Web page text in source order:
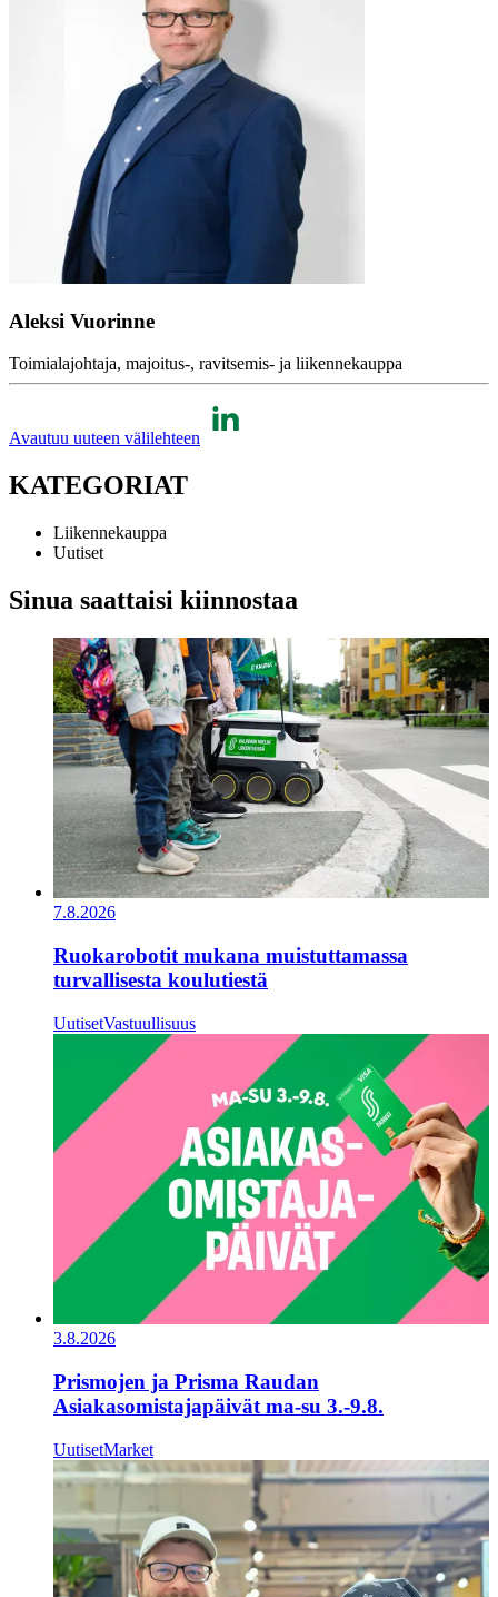
Aleksi Vuorinne
Toimialajohtaja, majoitus-, ravitsemis- ja liikennekauppa
Avautuu uuteen välilehteen
KATEGORIAT
Liikennekauppa
Uutiset
Sinua saattaisi kiinnostaa
7.8.2026
Ruokarobotit mukana muistuttamassa
turvallisesta koulutiestä
UutisetVastuullisuus
3.8.2026
Prismojen ja Prisma Raudan
Asiakasomistajapäivät ma-su 3.-9.8.
UutisetMarket